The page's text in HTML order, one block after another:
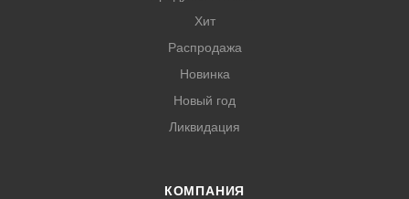
Хит
Распродажа
Новинка
Новый год
Ликвидация
КОМПАНИЯ